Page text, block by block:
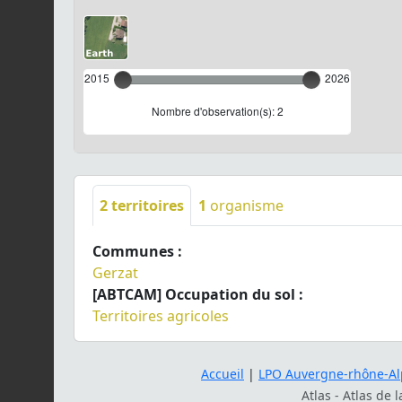
2015 2026
Nombre d'observation(s): 2
2territoires 1 organisme
Communes :
Gerzat
[ABTCAM] Occupation du sol :
Territoires agricoles
Accueil | LPO Auvergne-rhône-
Atlas - Atlas de